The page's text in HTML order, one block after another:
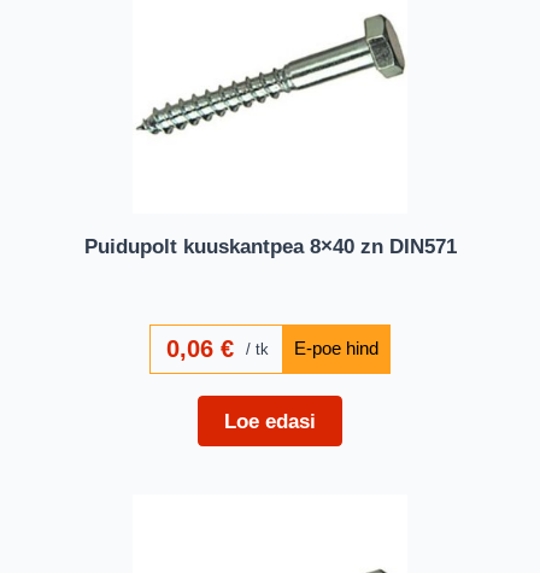
Puidupolt kuuskantpea 8×40 zn DIN571
0,06€ tk
Loe edasi